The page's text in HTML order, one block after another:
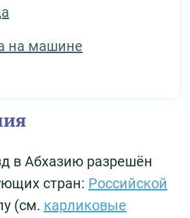
на машине
в Абхазию разрешён
стран: Российской
(см. карликовые